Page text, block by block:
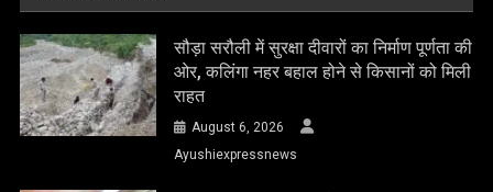
सौड़ा सरौली में सुरक्षा दीवारों का निर्माण पूर्णता की
ओर, कलिंगा नहर बहाल होने से किसानों को मिली
राहत
August 6, 2026
Ayushiexpressnews